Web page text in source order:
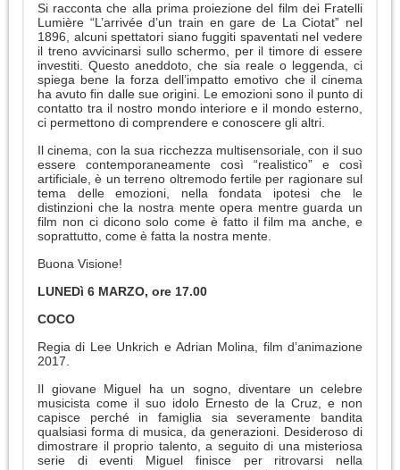
Si racconta che alla prima proiezione del film dei Fratelli
Lumière “L’arrivée d’un train en gare de La Ciotat” nel
1896, alcuni spettatori siano fuggiti spaventati nel vedere
il treno avvicinarsi sullo schermo, per il timore di essere
investiti. Questo aneddoto, che sia reale o leggenda, ci
spiega bene la forza dell’impatto emotivo che il cinema
ha avuto fin dalle sue origini. Le emozioni sono il punto di
contatto tra il nostro mondo interiore e il mondo esterno,
ci permettono di comprendere e conoscere gli altri.
Il cinema, con la sua ricchezza multisensoriale, con il suo
essere contemporaneamente così “realistico” e così
artificiale, è un terreno oltremodo fertile per ragionare sul
tema delle emozioni, nella fondata ipotesi che le
distinzioni che la nostra mente opera mentre guarda un
film non ci dicono solo come è fatto il film ma anche, e
soprattutto, come è fatta la nostra mente.
Buona Visione!
LUNEDì 6 MARZO, ore 17.00
COCO
Regia di Lee Unkrich e Adrian Molina, film d’animazione
2017.
Il giovane Miguel ha un sogno, diventare un celebre
musicista come il suo idolo Ernesto de la Cruz, e non
capisce perché in famiglia sia severamente bandita
qualsiasi forma di musica, da generazioni. Desideroso di
dimostrare il proprio talento, a seguito di una misteriosa
serie di eventi Miguel finisce per ritrovarsi nella